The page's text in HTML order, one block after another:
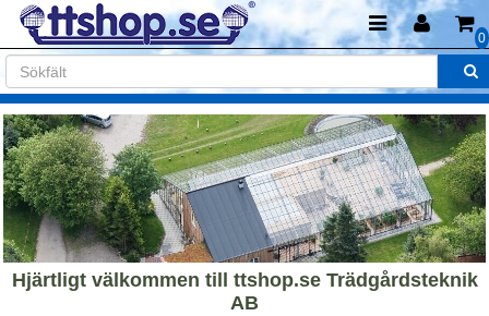
0
Hjärtligt välkommen till ttshop.se Trädgårdsteknik
AB